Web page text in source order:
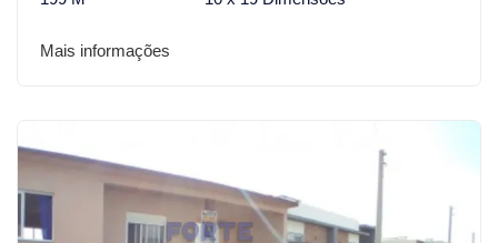
Mais informações